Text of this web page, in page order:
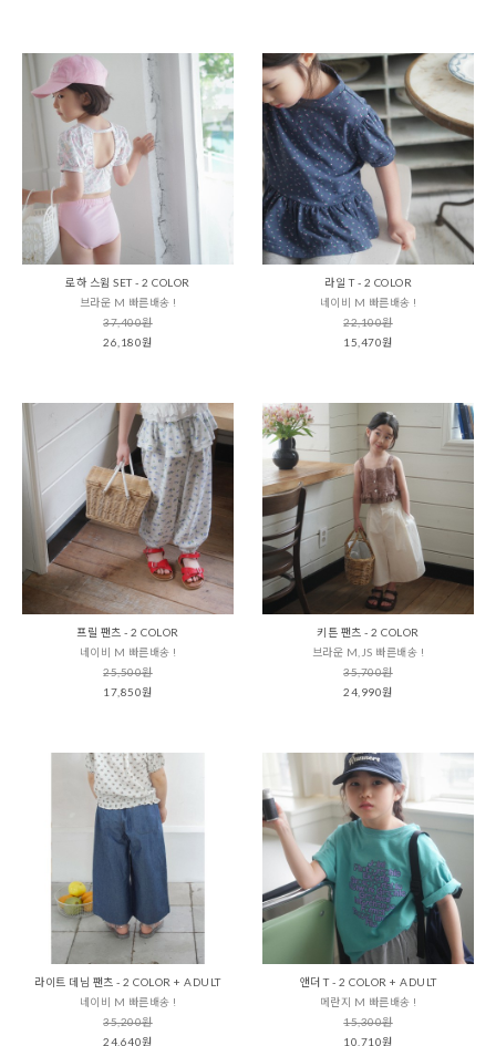
로하 스윔 SET - 2 COLOR
브라운 M 빠른배송 !
37,400원
26,180원
라일 T - 2 COLOR
네이비 M 빠른배송 !
22,100원
15,470원
프릴 팬츠 - 2 COLOR
네이비 M 빠른배송 !
25,500원
17,850원
키튼 팬츠 - 2 COLOR
브라운 M,JS 빠른배송 !
35,700원
24,990원
라이트 데님 팬츠 - 2 COLOR + ADULT
네이비 M 빠른배송 !
35,200원
24,640원
앤더 T - 2 COLOR + ADULT
메란지 M 빠른배송 !
15,300원
10,710원